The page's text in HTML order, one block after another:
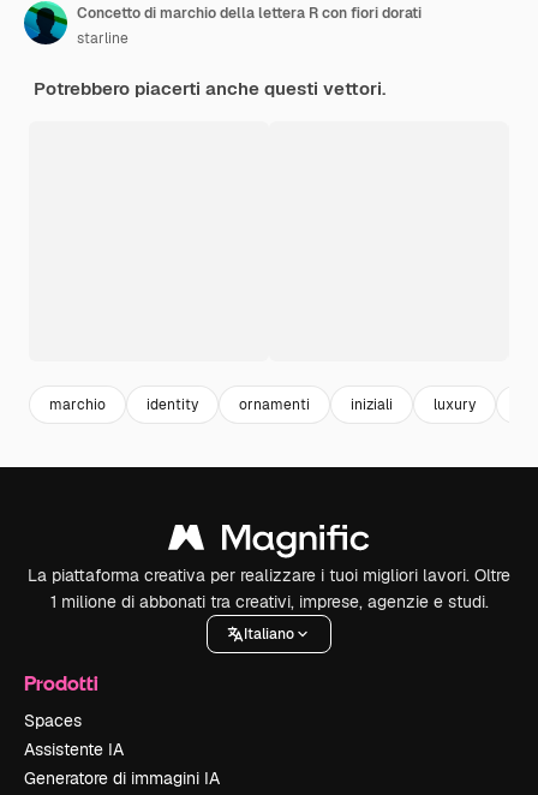
Concetto di marchio della lettera R con fiori dorati
starline
Potrebbero piacerti anche questi vettori.
marchio identity ornamenti iniziali luxury
La piattaforma creativa per realizzare i tuoi migliori lavori. Oltre
1 milione di abbonati tra creativi, imprese, agenzie e studi.
Italiano
Prodotti
Spaces
Assistente IA
Generatore di immagini IA